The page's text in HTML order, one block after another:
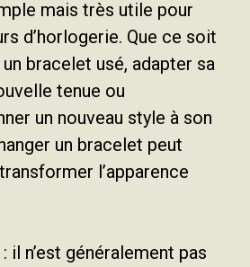
mais très utile pour
d’horlogerie. Que ce soit
bracelet usé, adapter sa
tenue ou
un nouveau style à son
un bracelet peut
l’apparence
il n’est généralement pas